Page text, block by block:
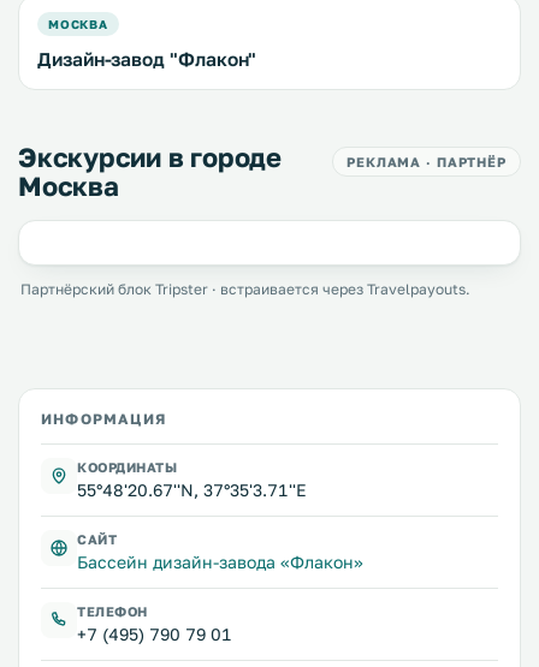
МОСКВА
Дизайн-завод "Флакон"
Экскурсии в городе
Москва
РЕКЛАМА · ПАРТНЁР
Партнёрский блок Tripster · встраивается через Travelpayouts.
ИНФОРМАЦИЯ
КООРДИНАТЫ
55°48'20.67''N, 37°35'3.71''E
САЙТ
Бассейн дизайн-завода «Флакон»
ТЕЛЕФОН
+7 (495) 790 79 01